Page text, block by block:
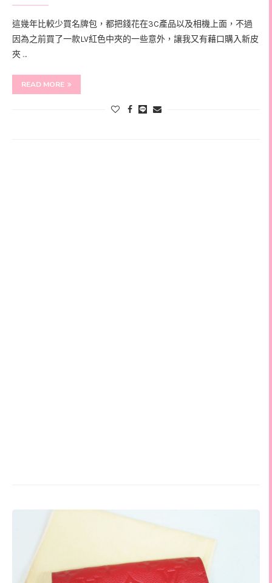
這幾年比較少買名牌包，都把錢花在3C產品以及相機上面，不過
因為之前買了一款LV紅色中夾的一些意外，讓我又有藉口購入新皮
夾 …
READ MORE